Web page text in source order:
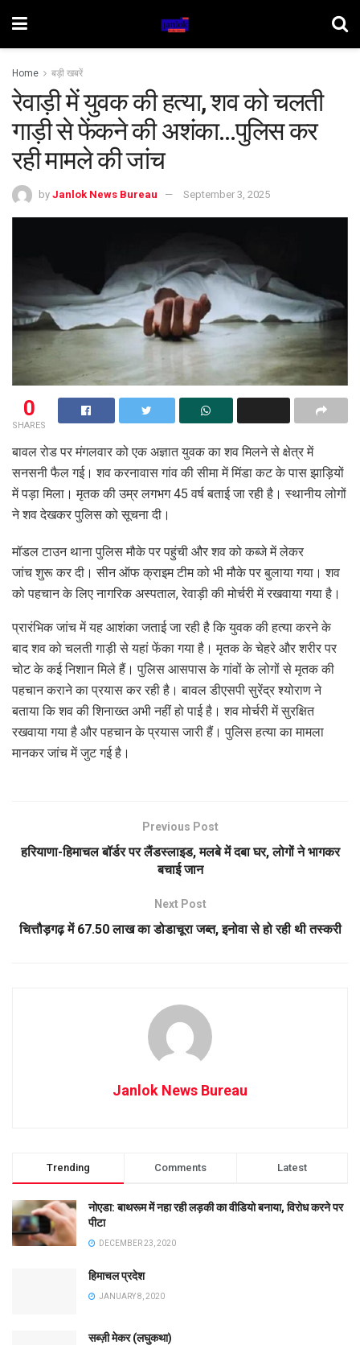
Home बड़ी खबरें
रेवाड़ी में युवक की हत्या, शव को चलती
गाड़ी से फेंकने की अशंका…पुलिस कर
रही मामले की जांच
by Janlok News Bureau September 3, 2025
0
SHARES
बावल रोड पर मंगलवार को एक अज्ञात युवक का शव मिलने से क्षेत्र में
सनसनी फैल गई। शव करनावास गांव की सीमा में मिंडा कट के पास झाड़ियों
में पड़ा मिला। मृतक की उम्र लगभग 45 वर्ष बताई जा रही है। स्थानीय लोगों
ने शव देखकर पुलिस को सूचना दी।
मॉडल टाउन थाना पुलिस मौके पर पहुंची और शव को कब्जे में लेकर
जांच शुरू कर दी। सीन ऑफ क्राइम टीम को भी मौके पर बुलाया गया। शव
को पहचान के लिए नागरिक अस्पताल, रेवाड़ी की मोर्चरी में रखवाया गया है।
प्रारंभिक जांच में यह आशंका जताई जा रही है कि युवक की हत्या करने के
बाद शव को चलती गाड़ी से यहां फेंका गया है। मृतक के चेहरे और शरीर पर
चोट के कई निशान मिले हैं। पुलिस आसपास के गांवों के लोगों से मृतक की
पहचान कराने का प्रयास कर रही है। बावल डीएसपी सुरेंद्र श्योराण ने
बताया कि शव की शिनाख्त अभी नहीं हो पाई है। शव मोर्चरी में सुरक्षित
रखवाया गया है और पहचान के प्रयास जारी हैं। पुलिस हत्या का मामला
मानकर जांच में जुट गई है।
Previous Post
हरियाणा-हिमाचल बॉर्डर पर लैंडस्लाइड, मलबे में दबा घर, लोगों ने भागकर
बचाई जान
Next Post
चित्तौड़गढ़ में 67.50 लाख का डोडाचूरा जब्त, इनोवा से हो रही थी तस्करी
Janlok News Bureau
Trending Comments Latest
नोएडा: बाथरूम में नहा रही लड़की का वीडियो बनाया, विरोध करने पर
पीटा
DECEMBER 23, 2020
हिमाचल प्रदेश
JANUARY 8, 2020
सब्ज़ी मेकर (लघुकथा)